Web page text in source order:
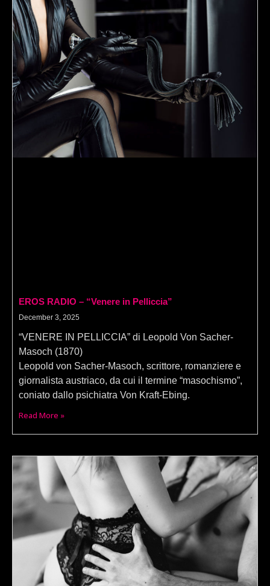
EROS RADIO – “Venere in Pelliccia”
December 3, 2025
“VENERE IN PELLICCIA” di Leopold Von Sacher-
Masoch (1870)
Leopold von Sacher-Masoch, scrittore, romanziere e
giornalista austriaco, da cui il termine “masochismo”,
coniato dallo psichiatra Von Kraft-Ebing.
Read More »